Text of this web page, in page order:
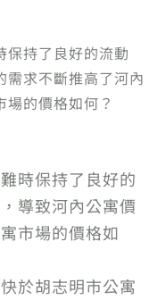
保持了良好的流動
需求不斷推高了河內
的價格如何？
時保持了良好的
導致河內公寓價
市場的價格如
於胡志明市公寓